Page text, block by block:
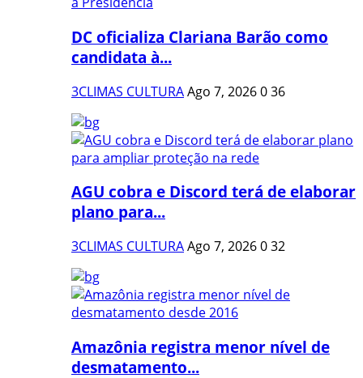
DC oficializa Clariana Barão como
candidata à...
3CLIMAS CULTURAAgo 7, 2026036
AGU cobra e Discord terá de elaborar
plano para...
3CLIMAS CULTURAAgo 7, 2026032
Amazônia registra menor nível de
desmatamento...